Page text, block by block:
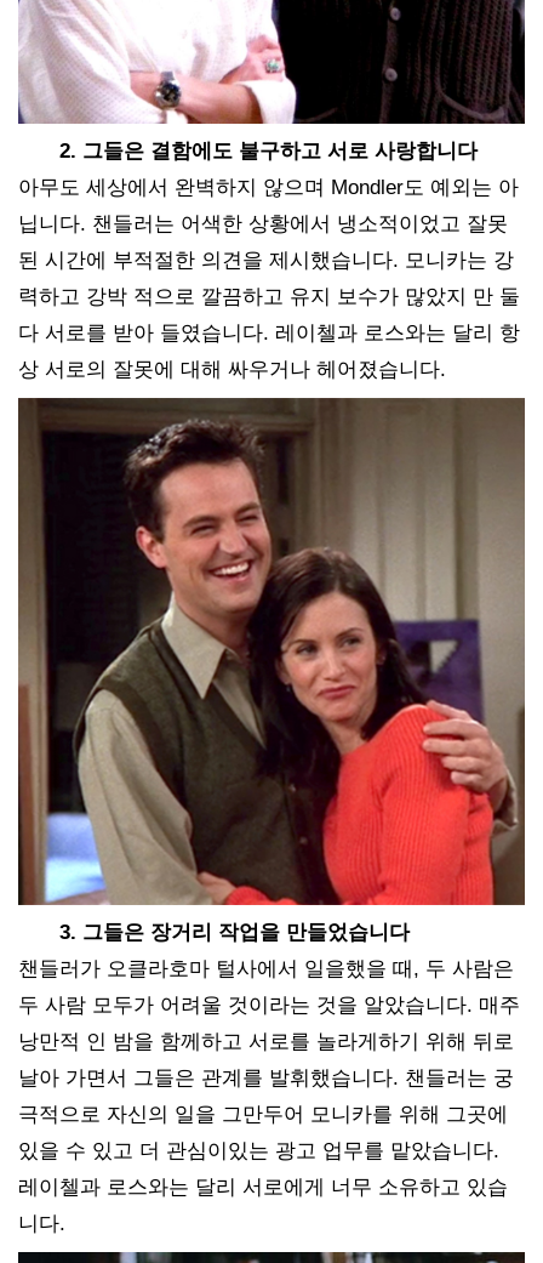
2. 그들은 결함에도 불구하고 서로 사랑합니다
아무도 세상에서 완벽하지 않으며 Mondler도 예외는 아
닙니다. 챈들러는 어색한 상황에서 냉소적이었고 잘못
된 시간에 부적절한 의견을 제시했습니다. 모니카는 강
력하고 강박 적으로 깔끔하고 유지 보수가 많았지 만 둘
다 서로를 받아 들였습니다. 레이첼과 로스와는 달리 항
상 서로의 잘못에 대해 싸우거나 헤어졌습니다.
3. 그들은 장거리 작업을 만들었습니다
챈들러가 오클라호마 털사에서 일을했을 때, 두 사람은
두 사람 모두가 어려울 것이라는 것을 알았습니다. 매주
낭만적 인 밤을 함께하고 서로를 놀라게하기 위해 뒤로
날아 가면서 그들은 관계를 발휘했습니다. 챈들러는 궁
극적으로 자신의 일을 그만두어 모니카를 위해 그곳에
있을 수 있고 더 관심이있는 광고 업무를 맡았습니다.
레이첼과 로스와는 달리 서로에게 너무 소유하고 있습
니다.